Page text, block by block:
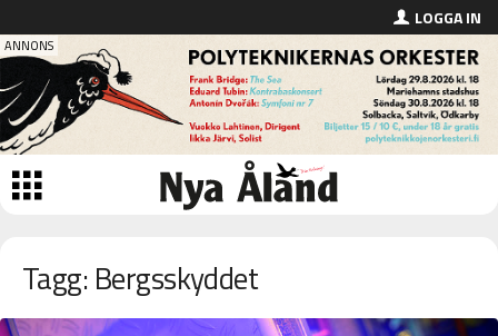
LOGGA IN
Tagg: Bergsskyddet